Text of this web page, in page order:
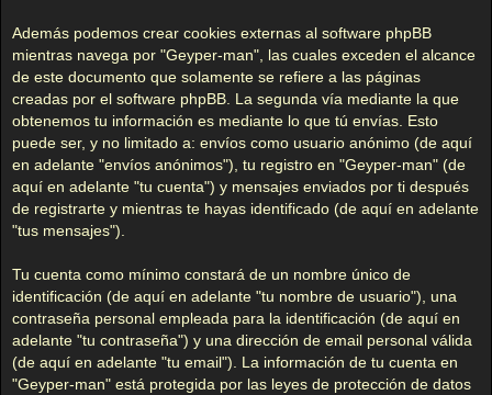
Además podemos crear cookies externas al software phpBB
mientras navega por "Geyper-man", las cuales exceden el alcance
de este documento que solamente se refiere a las páginas
creadas por el software phpBB. La segunda vía mediante la que
obtenemos tu información es mediante lo que tú envías. Esto
puede ser, y no limitado a: envíos como usuario anónimo (de aquí
en adelante "envíos anónimos"), tu registro en "Geyper-man" (de
aquí en adelante "tu cuenta") y mensajes enviados por ti después
de registrarte y mientras te hayas identificado (de aquí en adelante
"tus mensajes").
Tu cuenta como mínimo constará de un nombre único de
identificación (de aquí en adelante "tu nombre de usuario"), una
contraseña personal empleada para la identificación (de aquí en
adelante "tu contraseña") y una dirección de email personal válida
(de aquí en adelante "tu email"). La información de tu cuenta en
"Geyper-man" está protegida por las leyes de protección de datos